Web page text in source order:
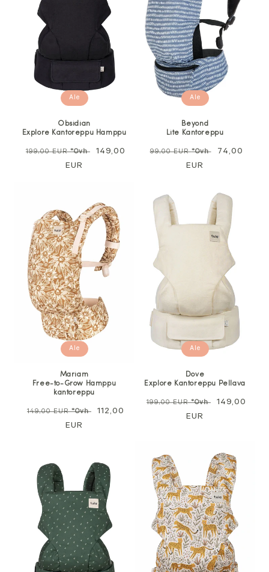
Ale
Obsidian
Explore Kantoreppu Hamppu
Normaali
199,00 EUR*Ovh Alennushinta
149,00
EUR
Ale
Beyond
Lite Kantoreppu
Normaali
99,00 EUR*Ovh
74,00
EUR
Ale
Mariam
Free-to-Grow Hamppu
kantoreppu
Normaali
149,00 EUR*Ovh Alennushinta
112,00
EUR
Ale
Dove
Explore Kantoreppu Pellava
Normaali
199,00 EUR*Ovh
149,00
EUR